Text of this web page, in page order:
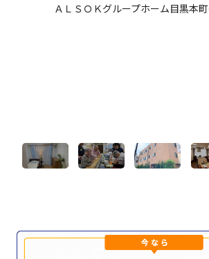
ＡＬＳＯＫグループホーム目黒本